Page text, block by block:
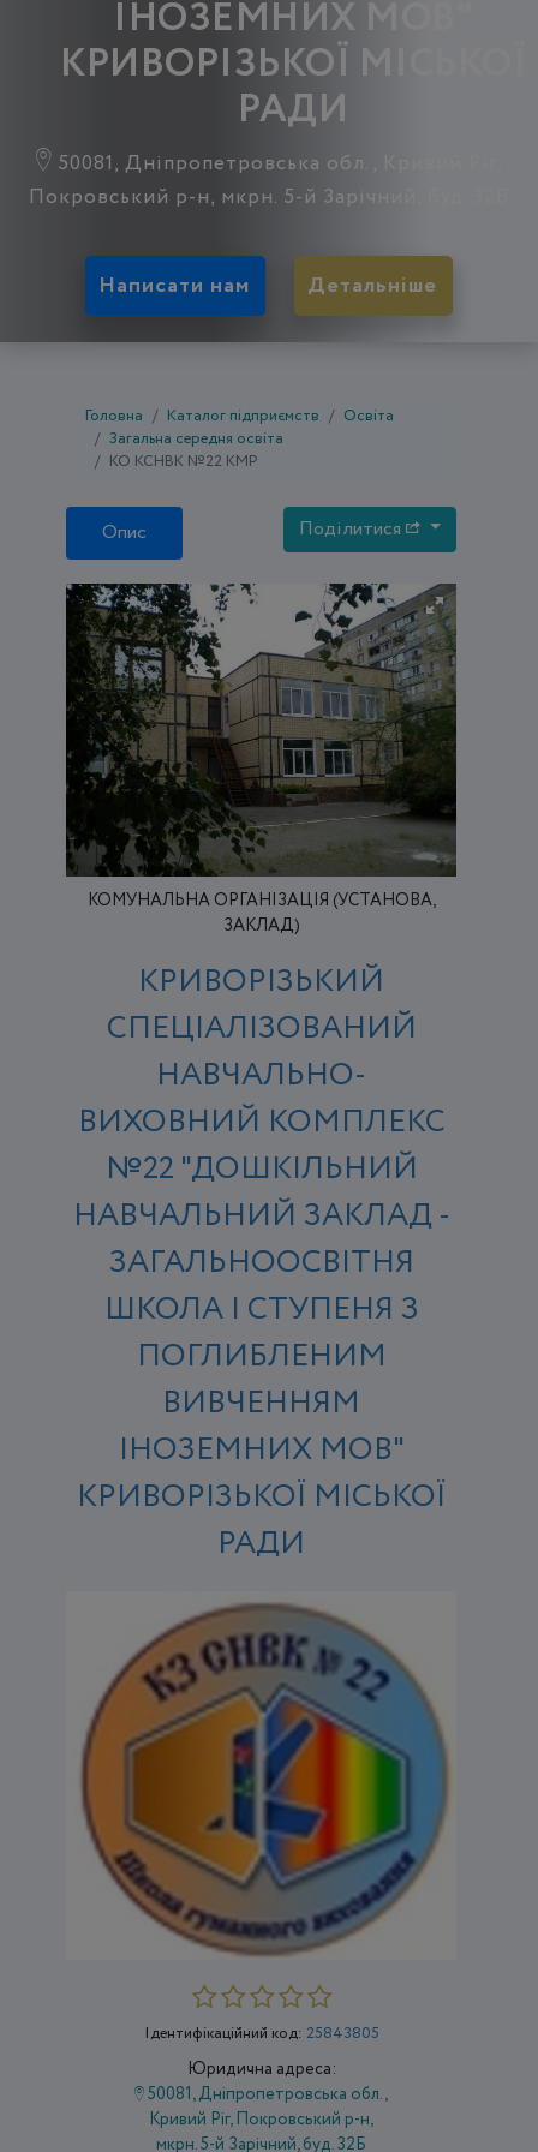
ІНОЗЕМНИХ МОВ"
КРИВОРІЗЬКОЇ МІСЬКОЇ
РАДИ
50081, Дніпропетровська обл., Кривий Ріг,
Покровський р-н, мкрн. 5-й Зарічний, буд. 32Б
Написати нам Детальніше
Головна Каталог підприємств
Освіта
Загальна середня освіта
КО КСНВК №22 КМР
Опис Поділитися
КОМУНАЛЬНА ОРГАНІЗАЦІЯ (УСТАНОВА,
ЗАКЛАД)
КРИВОРІЗЬКИЙ
СПЕЦІАЛІЗОВАНИЙ
НАВЧАЛЬНО-
ВИХОВНИЙ КОМПЛЕКС
№22 "ДОШКІЛЬНИЙ
НАВЧАЛЬНИЙ ЗАКЛАД -
ЗАГАЛЬНООСВІТНЯ
ШКОЛА І СТУПЕНЯ З
ПОГЛИБЛЕНИМ
ВИВЧЕННЯМ
ІНОЗЕМНИХ МОВ"
КРИВОРІЗЬКОЇ МІСЬКОЇ
РАДИ
Ідентифікаційний код: 25843805
Юридична адреса:
50081, Дніпропетровська обл.,
Кривий Ріг, Покровський р-н,
мкрн. 5-й Зарічний, буд. 32Б